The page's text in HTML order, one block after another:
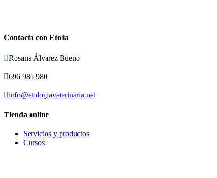
Contacta con Etolia
Rosana Álvarez Bueno
696 986 980
info@etologiaveterinaria.net
Tienda online
Servicios y productos
Cursos